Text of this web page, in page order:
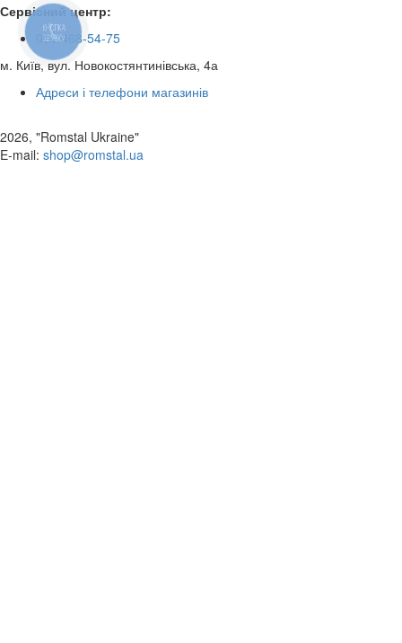
Сервісний центр:
050 468-54-75
м. Київ, вул. Новокостянтинівська, 4а
Адреси і телефони магазинів
2026, "Romstal Ukraine"
​E-mail: shop@romstal.ua
КНОПКА
ЗВ'ЯЗКУ